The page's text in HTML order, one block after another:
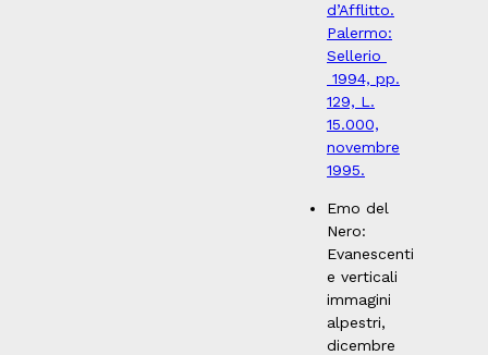
d’Afflitto.
Palermo:
Sellerio
1994, pp.
129, L.
15.000,
novembre
1995.
Emo del
Nero:
Evanescenti
e verticali
immagini
alpestri,
dicembre